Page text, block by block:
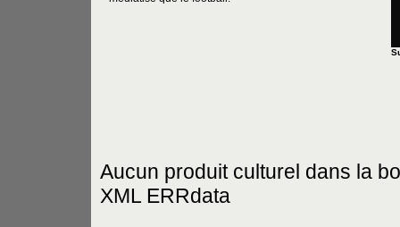
Aucun produit culturel dans la
XML ERRdata